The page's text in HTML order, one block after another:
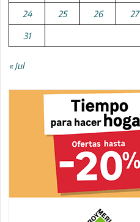
24 25 26 27
31
« Jul